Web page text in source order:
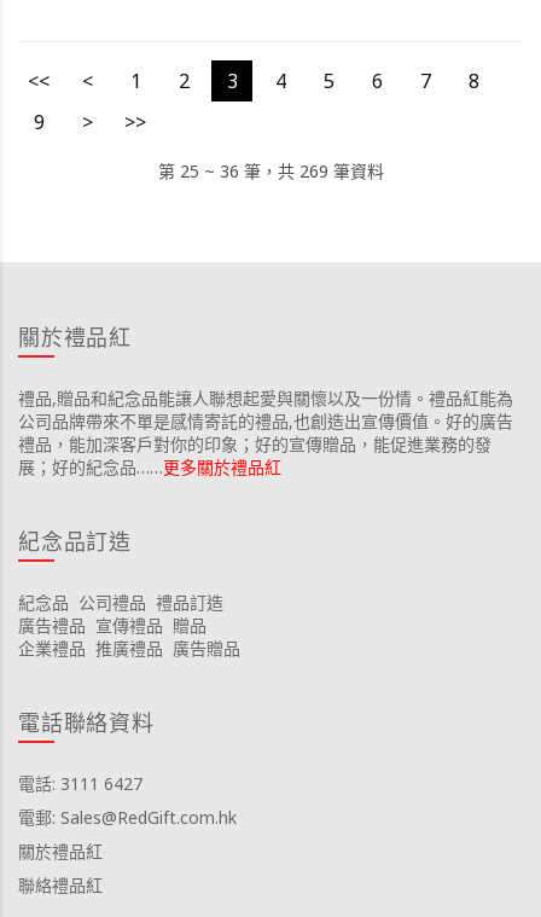
<< < 1 2 3 4 5 6 7
8
9
> >>
第 25 ~ 36 筆，共 269 筆資料
關於禮品紅
禮品,贈品和紀念品能讓人聯想起愛與關懷以及一份情。禮品紅能為
公司品牌帶來不單是感情寄託的禮品,也創造出宣傳價值。好的廣告
禮品，能加深客戶對你的印象；好的宣傳贈品，能促進業務的發
展；好的紀念品……更多關於禮品紅
紀念品訂造
紀念品 公司禮品 禮品訂造
廣告禮品 宣傳禮品 贈品
企業禮品 推廣禮品 廣告贈品
電話聯絡資料
電話: 3111 6427
電郵: Sales@RedGift.com.hk
關於禮品紅
聯絡禮品紅